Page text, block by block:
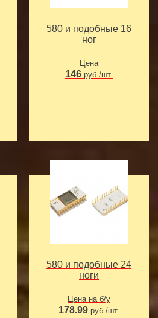
580 и подобные 16
ног
Цена
146 руб./шт.
580 и подобные 24
ноги
Цена на б/у
178.99 руб./шт.